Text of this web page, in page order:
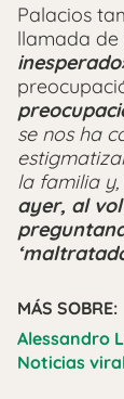
Palacios
llamada de
se nos ha
la familia
ayer, al
MÁS SOBRE:
Alessandro
Noticias